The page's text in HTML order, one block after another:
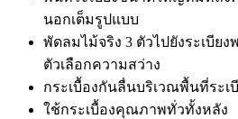
นอกเต็มรูปแบบ
พัดลมไม้จริง 3 ตัวไปยังระเบีย
ตัวเลือกความสว่าง
กระเบื้องกันลื่นบริเวณพื้นที่ระเ
ใช้กระเบื้องคุณภาพทั่วทั้งหลัง